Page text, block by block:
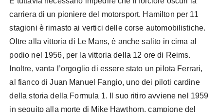
carriera di un pioniere del motorsport. Hamilton per 11
stagioni è rimasto ai vertici delle corse automobilistiche.
Oltre alla vittoria di Le Mans, è anche salito in cima al
podio nel 1956, per la vittoria della 12 ore di Reims.
Inoltre, vanta l’orgoglio di essere stato un pilota Ferrari,
al fianco di Juan Manuel Fangio, uno dei piloti cardine
della storia della Formula 1. Il suo ritiro avviene nel 1959
in seguito alla morte di Mike Hawthorn, campione del